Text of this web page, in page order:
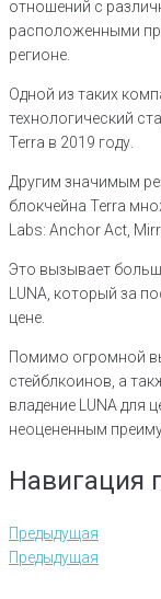
отношений с
расположенными
регионе.
Одной из таких
технологический
Terra в 2019 году.
Другим значимым
блокчейна Terra
Labs: Anchor Act,
Это вызывает
LUNA, который за
цене.
Помимо огромной
стейблкоинов, а
владение LUNA для
неоцененным
Навигация
Предыдущая
Предыдущая